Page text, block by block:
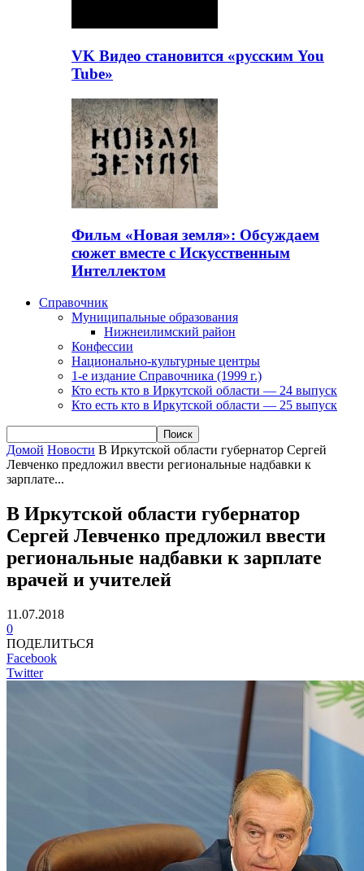
VK Видео становится «русским You
Tube»
Фильм «Новая земля»: Обсуждаем
сюжет вместе с Искусственным
Интеллектом
Справочник
Муниципальные образования
Нижнеилимский район
Конфессии
Национально-культурные центры
1-е издание Справочника (1999 г.)
Кто есть кто в Иркутской области — 24 выпуск
Кто есть кто в Иркутской области — 25 выпуск
Домой Новости В Иркутской области губернатор Сергей
Левченко предложил ввести региональные надбавки к
зарплате...
В Иркутской области губернатор
Сергей Левченко предложил ввести
региональные надбавки к зарплате
врачей и учителей
11.07.2018
0
ПОДЕЛИТЬСЯ
Facebook
Twitter